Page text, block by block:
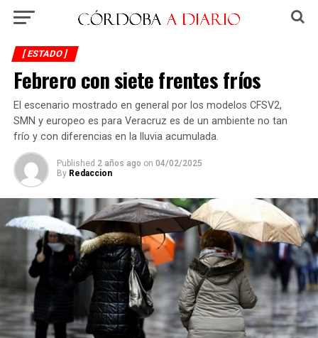
[ ESTADO ]
Febrero con siete frentes fríos
El escenario mostrado en general por los modelos CFSV2,
SMN y europeo es para Veracruz es de un ambiente no tan
frío y con diferencias en la lluvia acumulada.
Published 2 años ago on 04/02/2025
By Redaccion